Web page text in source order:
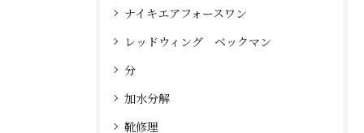
ナイキエアフォースワン
レッドウィング ベックマン
分
加水分解
靴修理